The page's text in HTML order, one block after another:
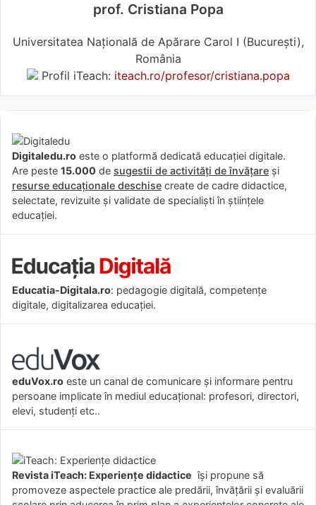
prof. Cristiana Popa
Universitatea Națională de Apărare Carol I (Bucureşti),
România
Profil iTeach: iteach.ro/profesor/cristiana.popa
Digitaledu.ro este o platformă dedicată educației digitale.
Are peste 15.000 de sugestii de activități de învățare și
resurse educaționale deschise create de cadre didactice,
selectate, revizuite și validate de specialiști în științele
educației.
Educatia-Digitala.ro: pedagogie digitală, competențe
digitale, digitalizarea educației.
eduVox.ro este un canal de comunicare și informare pentru
persoane implicate în mediul educațional: profesori, directori,
elevi, studenți etc..
Revista iTeach: Experienţe didactice îşi propune să
promoveze aspectele practice ale predării, învăţării şi evaluării